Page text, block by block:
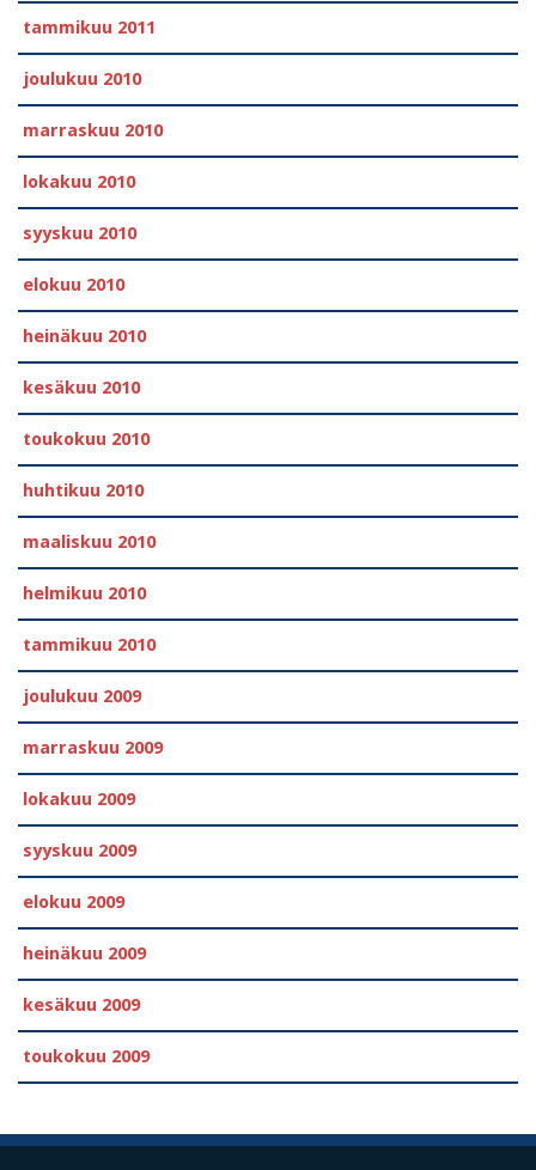
tammikuu 2011
joulukuu 2010
marraskuu 2010
lokakuu 2010
syyskuu 2010
elokuu 2010
heinäkuu 2010
kesäkuu 2010
toukokuu 2010
huhtikuu 2010
maaliskuu 2010
helmikuu 2010
tammikuu 2010
joulukuu 2009
marraskuu 2009
lokakuu 2009
syyskuu 2009
elokuu 2009
heinäkuu 2009
kesäkuu 2009
toukokuu 2009